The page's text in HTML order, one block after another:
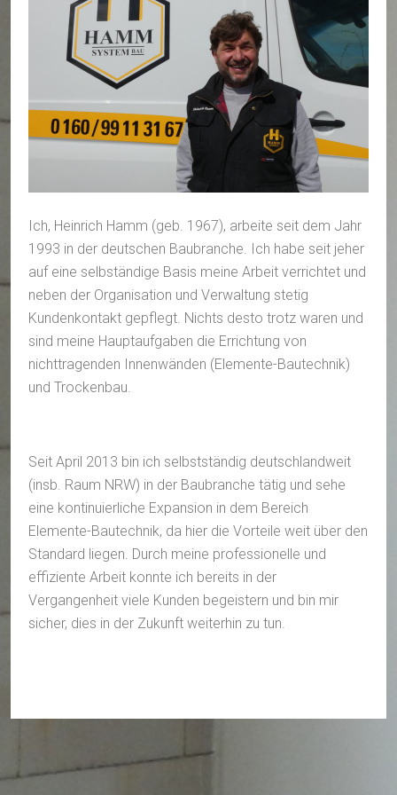
Ich, Heinrich Hamm (geb. 1967), arbeite seit dem Jahr
1993 in der deutschen Baubranche. Ich habe seit jeher
auf eine selbständige Basis meine Arbeit verrichtet und
neben der Organisation und Verwaltung stetig
Kundenkontakt gepflegt. Nichts desto trotz waren und
sind meine Hauptaufgaben die Errichtung von
nichttragenden Innenwänden (Elemente-Bautechnik)
und Trockenbau.
Seit April 2013 bin ich selbstständig deutschlandweit
(insb. Raum NRW) in der Baubranche tätig und sehe
eine kontinuierliche Expansion in dem Bereich
Elemente-Bautechnik, da hier die Vorteile weit über den
Standard liegen. Durch meine professionelle und
effiziente Arbeit konnte ich bereits in der
Vergangenheit viele Kunden begeistern und bin mir
sicher, dies in der Zukunft weiterhin zu tun.